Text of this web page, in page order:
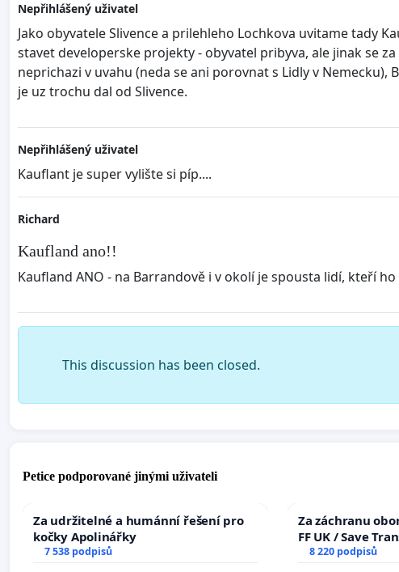
Nepřihlášený uživatel
Jako obyvatele Slivence a prilehleho Lochkova uvitame tady
stavet developerske projekty - obyvatel pribyva, ale jinak se
neprichazi v uvahu (neda se ani porovnat s Lidly v
je uz trochu dal od Slivence.
Nepřihlášený uživatel
Kauflant je super vylište si píp....
Richard
Kaufland ano!!
Kaufland ANO - na Barrandově i v okolí je spousta lidí, kteří ho
This discussion has been closed.
Petice podporované jinými uživateli
Za udržitelné a humánní řešení pro
kočky Apolinářky
7 538 podpisů
Za záchranu
FF UK / Save
the Faculty of
8 220 podpisů